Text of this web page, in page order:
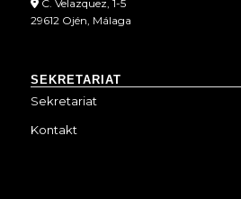
C. Velazquez, 1-5
29612 Ojén, Málaga
SEKRETARIAT
Sekretariat
Kontakt